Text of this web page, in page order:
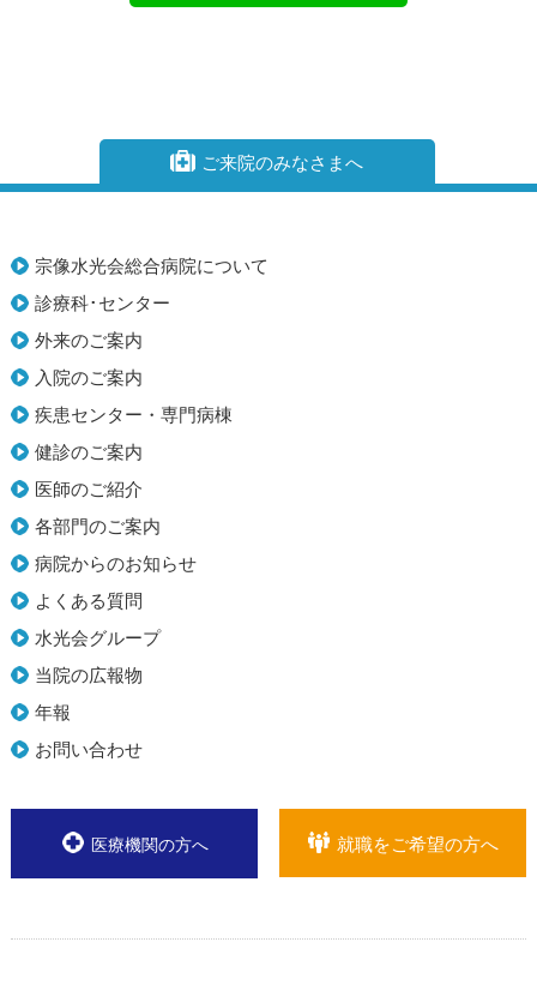
ご来院のみなさまへ
宗像水光会総合病院について
診療科･センター
外来のご案内
入院のご案内
疾患センター・専門病棟
健診のご案内
医師のご紹介
各部門のご案内
病院からのお知らせ
よくある質問
水光会グループ
当院の広報物
年報
お問い合わせ
医療機関の方へ 就職をご希望の方へ